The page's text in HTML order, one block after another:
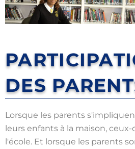
DES
Lorsque les parents
leurs enfants à la maison,
l'école. Et lorsque les parents